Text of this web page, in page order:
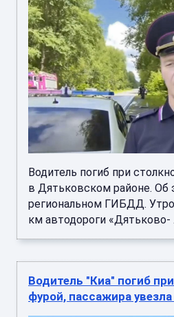
Водитель погиб при
в Дятьковском районе. Об
региональном ГИБДД.
км автодороги «Дятьково-
Водитель "Киа" погиб
фурой, пассажира